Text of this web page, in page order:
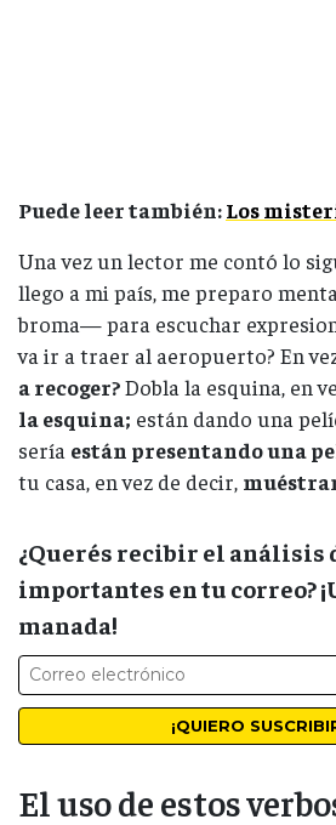
Puede leer también:Los
Una vez un lector me contó lo
llego a mi país, me preparo
broma— para escuchar
va ir a traer al aeropuerto? En
a recoger?Dobla la esquina, en
la esquina; están dando una
sería están presentando una
tu casa, en vez de decir,
¿Querés recibir el análisis
importantes en tu correo?
manada!
El uso de estos